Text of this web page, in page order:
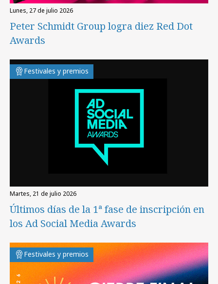
lunes, 27 de julio 2026
Peter Schmidt Group logra diez Red Dot
Awards
Festivales y premios
martes, 21 de julio 2026
Últimos días de la 1ª fase de inscripción en
los Ad Social Media Awards
Festivales y premios